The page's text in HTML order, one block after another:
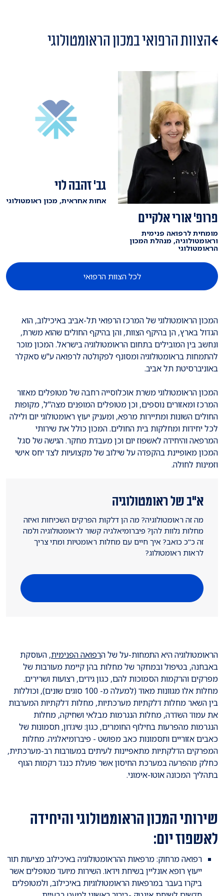
הצוות הרפואי במכון הראומטולוגי
לכל הצוות הרפואי
פרופ' אורי אלקיים
מומחית לרפואה פנימית
וראומטולוגיה, מנהלת המכון
הראומטולוגי
גב' זהבה לוי
אחות אחראית, מכון ראומטולוגי
המכון הראומטולוגי של המרכז הרפואי תל-אביב באיכילוב, הוא
הגדול בארץ, הן בהיקף הצוות, והן בהיקף החולים שהוא משרת,
ונחשב בין המובילים בתחום הראומטולוגיה בישראל. המכון מוכר
להתמחות בראומטולוגיה ומסונף לפקולטה לרפואה ע"ש סאקלר
באוניברסיטת תל אביב.
המכון הראומטולוגי משרת אוכלוסייה רחבה של מטופלים מאזור
המרכז ומאזורים נוספים, וכן מטופלים המופנים מצה"ל, מקופות
החולים השונות ומתיירות מרפא, ומעניק יעוץ ראומטולוגי יום ולילה
לכל יחידות ומחלקות בית החולים. המכון כולל את שירותי
המרפאה והיחידה לאשפוז יום וכן מעבדת מחקר. הגישה של סגל
המכון מאופיינת בהקפדה על שילוב של מקצועיות לצד יחס אישי
וזמינות לחולה.
א"ב של ראומטולוגיה
מה זה ראומטולוגיה? מה הן דלקות הפרקים השכיחות ואיזה
מחלות נלוות להן? פיברומיאלגיה קשור לראומטולוגיה ולמה
זה כ"כ כואב? איך חיים עם מחלות ראומטיות ומתי צריך
לראות ראומטולוג?
הראומטולוגיה היא התמחות-על של הרפואה הפנימית, העוסקת
באבחנה, בטיפול ובמחקר של מחלות בהן קיימת מעורבות של
מפרקים והרקמות הסמוכות להם, כגון גידים, רצועות ושרירים.
מחלות אלו מגוונות מאוד (למעלה מ- 100 סוגים שונים), וכוללות
בין השאר מחלות דלקתיות מערכתיות, מחלות דלקתיות המערבות
את עמוד השדרה, מחלות הנגרמות מבלאי ושחיקה, מחלות
הנגרמות מהפרעות בחילוף החומרים, כגון: שיגדון, תסמונות של
כאבים אזוריים ותסמונות כאב מפושט - פיברומיאלגיה. מחלות
המפרקים הדלקתיות מתאפיינות לעיתים במעורבות רב-מערכתית,
כחלק מהפרעה במערכת החיסון אשר פועלת כנגד רקמות הגוף
בתהליך המכונה אוטו-אימוני.
שירותי המכון הראומטולוגי והיחידה
לאשפוז יום:
רפואה מרחוק: מרפאות ההראומטולוגיה באיכילוב מציעות תור
ייעוץ רופא אונליין בשיחת וידאו. השירות מיועד מטופלים אשר
ביקרו בעבר במרפאות הראומטולוגיות באיכילוב, ולמטופלים